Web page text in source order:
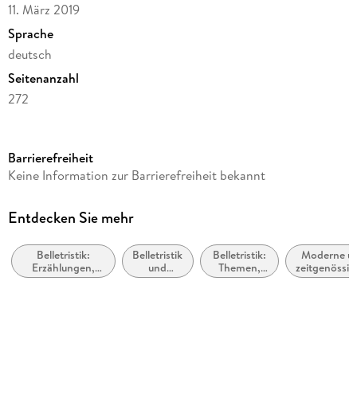
11. März 2019
Sprache
deutsch
Seitenanzahl
272
Autor/Autorin
Verlag/Hersteller
Produktart
kartoniert
Barrierefreiheit
Keine Information zur Barrierefreiheit bekannt
Entdecken Sie mehr
Belletristik:
Erzählungen,
Kurzgeschichten,
Belletristik
und
verwandte
Belletristik:
Themen,
Stoffe,
Moderne